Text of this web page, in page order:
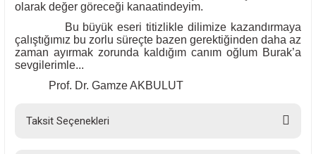
olarak değer göreceği kanaatindeyim.
Bu büyük eseri titizlikle dilimize kazandırmaya
çalıştığımız bu zorlu süreçte bazen gerektiğinden daha az
zaman ayırmak zorunda kaldığım canım oğlum Burak’a
sevgilerimle...
Prof. Dr. Gamze AKBULUT
Taksit Seçenekleri